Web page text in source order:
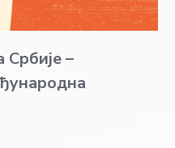
Србије –